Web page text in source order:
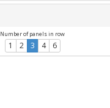
Number of panels in row
1 2 3 4 6